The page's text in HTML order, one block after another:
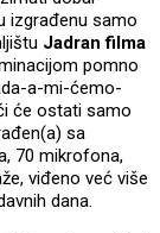
izgrađenu samo
Jadran filma
pomno
a-mi-ćemo-
će ostati samo
sa
70 mikrofona,
viđeno već više
dana.